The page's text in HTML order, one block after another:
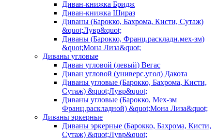
Диван-книжка Бридж
Диван-книжка Шираз
Диваны (Барокко, Бахрома, Кисти, Сутаж)
&quot;Лувр&quot;
Диваны (Барокко, Франц.раскладн.мех-зм)
&quot;Мона Лиза&quot;
Диваны угловые
Диван угловой (левый) Вегас
Диван угловой (универс.угол) Дакота
Диваны угловые (Барокко, Бахрома, Кисти,
Сутаж) &quot;Лувр&quot;
Диваны угловые (Барокко, Мех-зм
Франц.раскладной) &quot;Мона Лиза&quot;
Диваны эркерные
Диваны эркерные (Барокко, Бахрома, Кисти,
Сутаж) &quot;Лувр&quot;